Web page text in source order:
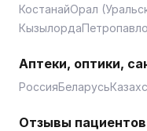
КостанайОрал
Кызылорда
Аптеки, оптики,
РоссияБеларусь
Отзывы пациентов